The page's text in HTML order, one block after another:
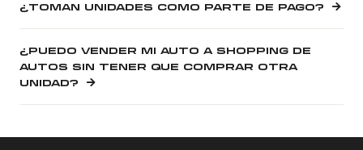
¿TOMAN UNIDADES COMO PARTE DE PAGO?
¿PUEDO VENDER MI AUTO A SHOPPING DE
AUTOS SIN TENER QUE COMPRAR OTRA
UNIDAD?